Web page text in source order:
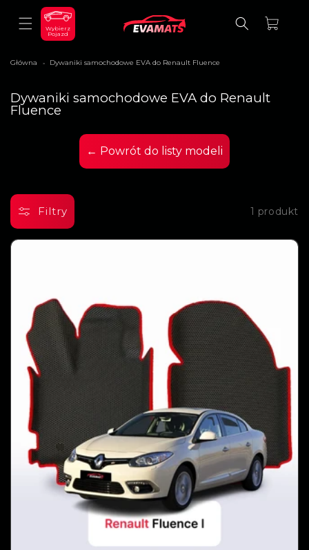
TREŚCI
Wybierz
Pojazd
Koszyk
Główna > Dywaniki samochodowe EVA do Renault Fluence
K
o
:
Dywaniki samochodowe EVA do Renault
Fluence
← Powrót do listy modeli
Filtry 1 produkt